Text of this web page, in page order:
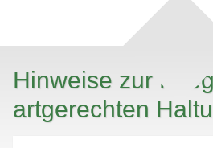
Hinweise zur
artgerechten